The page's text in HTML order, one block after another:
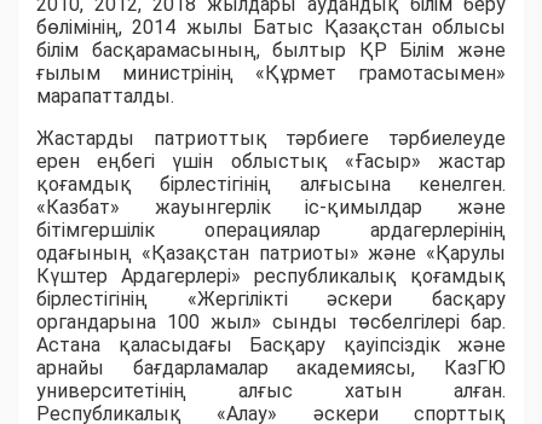
бөлімінің, 2014 жылы Батыс Қазақстан облысы
білім басқарамасының, былтыр ҚР Білім және
ғылым министрінің «Құрмет грамотасымен»
марапатталды.
Жастарды патриоттық тәрбиеге тәрбиелеуде
ерен еңбегі үшін облыстық «Ғасыр» жастар
қоғамдық бірлестігінің алғысына кенелген.
«Казбат» жауынгерлік іс-қимылдар және
бітімгершілік операциялар ардагерлерінің
одағының «Қазақстан патриоты» және «Қарулы
Күштер Ардагерлері» республикалық қоғамдық
бірлестігінің «Жергілікті әскери басқару
органдарына 100 жыл» сынды төсбелгілері бар.
Астана қаласыдағы Басқару қауіпсіздік және
арнайы бағдарламалар академиясы, КазГЮ
университетінің алғыс хатын алған.
Республикалық «Алау» әскери спорттық